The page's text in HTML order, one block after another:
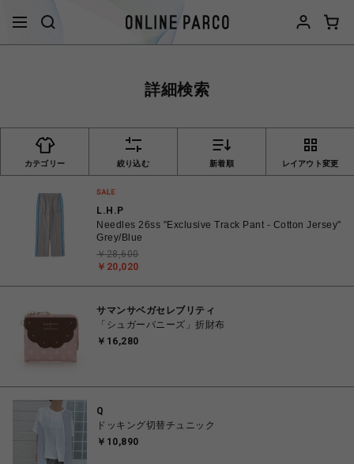
詳細検索
カテゴリー 絞り込む 新着順 レイアウト変更
L.H.P
Needles 26ss "Exclusive Track Pant - Cotton Jersey"
Grey/Blue
￥20,020
￥28,600
サマンサベガセレブリティ
「シュガーバニーズ」折財布
￥16,280
Q
ドッキング切替チュニック
￥10,890